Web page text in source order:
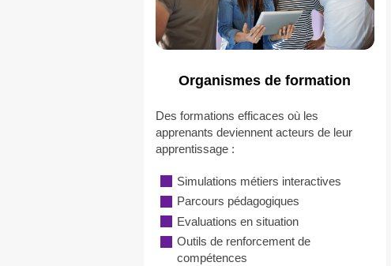
Organismes de formation
Des formations efficaces où les
apprenants deviennent acteurs de leur
apprentissage :
Simulations métiers interactives
Parcours pédagogiques
Evaluations en situation
Outils de renforcement de
compétences